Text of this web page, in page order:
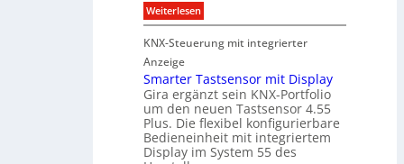
D
T
c
h
n
o
l
s
t
e
k
e
n
n
u
r
ö
f
n
e
t
n
e
u
Weiterlesen:
S
c
e
r
h
e
i
t
s
e
KNX-Steuerung mit integrierter
Anzeige
Smarter Tastsensor mit Display
Gira ergänzt sein KNX-Portfolio
um den neuen Tastsensor 4.55
Plus. Die flexibel konfigurierbare
Bedieneinheit mit integriertem
Display im System 55 des